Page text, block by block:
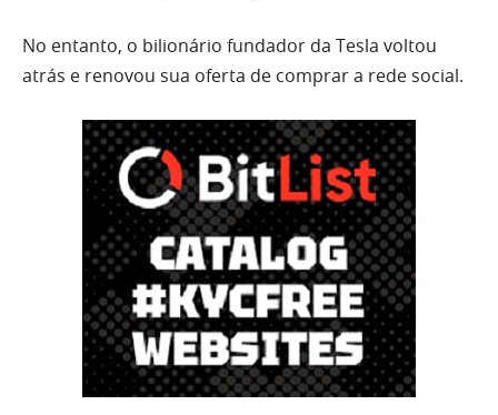
No entanto, o bilionário fundador da Tesla voltou
atrás e renovou sua oferta de comprar a rede social.